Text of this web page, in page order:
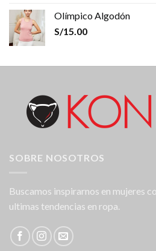
Olímpico Algodón
S/15.00
SOBRE NOSOTROS
Buscamos inspirarnos en mujeres
ultimas tendencias en ropa.